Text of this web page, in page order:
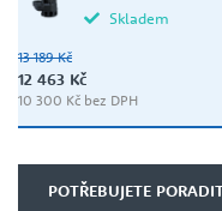
Skladem
13 189 Kč
12 463 Kč
10 300 Kč bez DPH
POTŘEBUJETE